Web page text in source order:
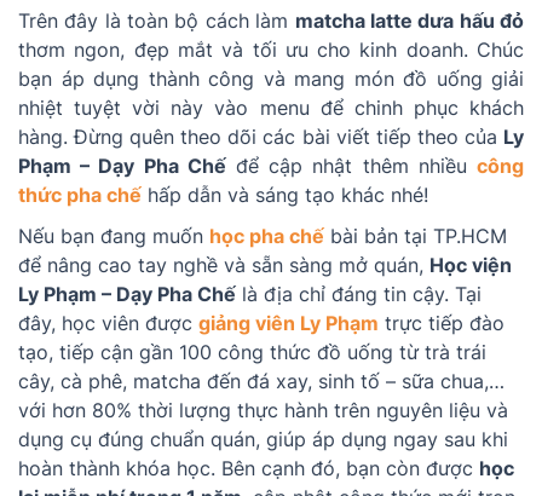
Trên đây là toàn bộ cách làm matcha latte dưa hấu đỏ
thơm ngon, đẹp mắt và tối ưu cho kinh doanh. Chúc
bạn áp dụng thành công và mang món đồ uống giải
nhiệt tuyệt vời này vào menu để chinh phục khách
hàng. Đừng quên theo dõi các bài viết tiếp theo của Ly
Phạm – Dạy Pha Chếđể cập nhật thêm nhiềucông
thức pha chế hấp dẫn và sáng tạo khác nhé!
Nếu bạn đang muốn học pha chế bài bản tại TP.HCM
để nâng cao tay nghề và sẵn sàng mở quán, Học viện
Ly Phạm – Dạy Pha Chế là địa chỉ đáng tin cậy. Tại
đây, học viên được giảng viên Ly Phạm trực tiếp đào
tạo, tiếp cận gần 100 công thức đồ uống từ trà trái
cây, cà phê, matcha đến đá xay, sinh tố – sữa chua,…
với hơn 80% thời lượng thực hành trên nguyên liệu và
dụng cụ đúng chuẩn quán, giúp áp dụng ngay sau khi
hoàn thành khóa học. Bên cạnh đó, bạn còn được học